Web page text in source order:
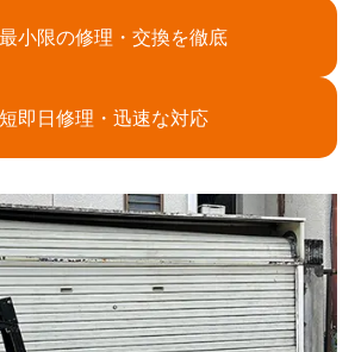
小限の修理・交換を徹底
即日修理・迅速な対応